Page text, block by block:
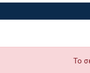
Το